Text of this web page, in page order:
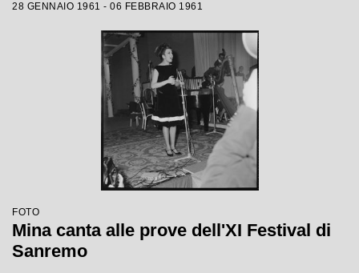
28 GENNAIO 1961 - 06 FEBBRAIO 1961
FOTO
Mina canta alle prove dell'XI Festival di
Sanremo